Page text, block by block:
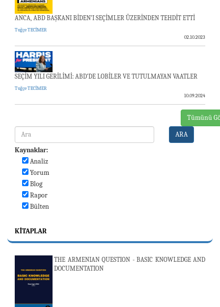
ANCA, ABD BAŞKANI BİDEN’I SEÇİMLER ÜZERİNDEN TEHDİT ETTİ
Tuğçe TECİMER
02.10.2023
SEÇİM YILI GERİLİMİ: ABD’DE LOBİLER VE TUTULMAYAN VAATLER
Tuğçe TECİMER
10.09.2024
Tümünü
ARA
Kaynaklar:
Analiz
Yorum
Blog
Rapor
Bülten
KITAPLAR
THE ARMENIAN QUESTION - BASIC KNOWLEDGE AND
DOCUMENTATION